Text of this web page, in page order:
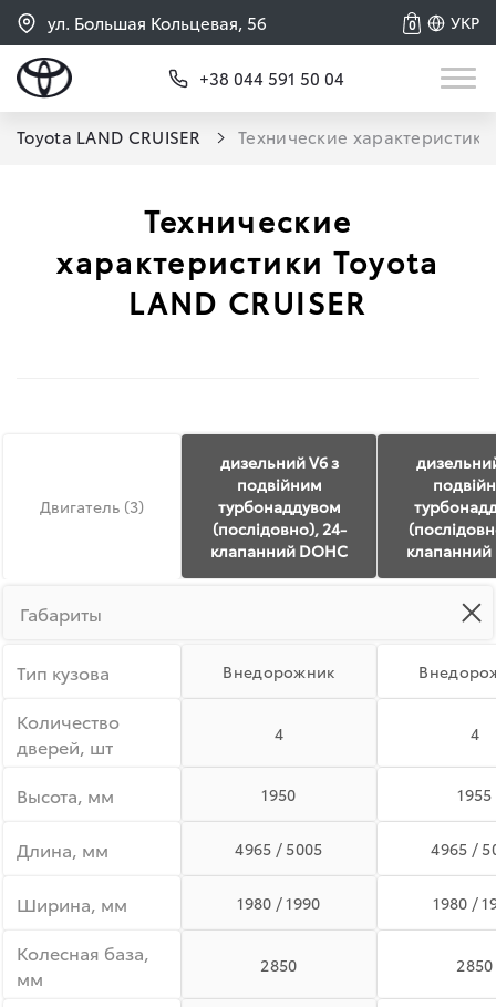
ул. Большая Кольцевая, 56 УКР
0
+38 044 591 50 04
Toyota LAND CRUISER Технические
Технические
характеристики Toyota
LAND CRUISER
Двигатель (3)
дизельний V6 з
подвійним
турбонаддувом
(послідовно), 24-
клапанний DOHC
клапанний
Габариты
Тип кузова Внедорожник
Количество
дверей, шт
4 4
Высота, мм 1950 1955
Длина, мм 4965 / 5005 4965 /
Ширина, мм 1980 / 1990 1980 /
Колесная база,
мм
2850 2850